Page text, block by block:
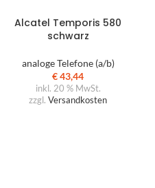
Alcatel Temporis 580
schwarz
analoge Telefone (a/b)
€43,44
inkl. 20 % MwSt.
zzgl. Versandkosten